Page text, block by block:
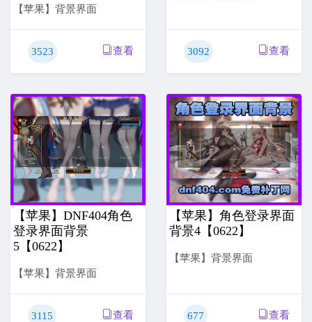
【苹果】背景界面
3523 查看 3092 查看
【苹果】DNF404角色
登录界面背景
5【0622】
【苹果】背景界面
3115 查看
【苹果】角色登录界面
背景4【0622】
【苹果】背景界面
677 查看